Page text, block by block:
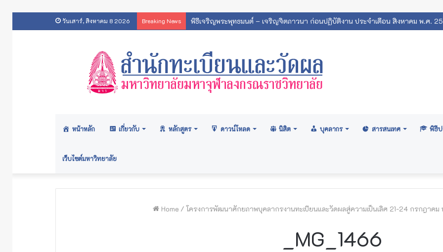
วันเสาร์, สิงหาคม 8 2026 Breaking News พิธีเจริญพระพุทธมนต์ – เจริญจิตภาวนา ก่อนปฏิบัติงาน ประจำเดือน สิงหาคม พ.ศ.
หน้าหลัก เกี่ยวกับ หลักสูตร ดาวน์โหลด นิสิต บุคลากร สารสนเทศ พิธี
เว็บไซต์มหาวิทยาลัย
Home / โครงการพัฒนาศักยภาพบุคลากรงานทะเบียนและวัดผลสู่ความเป็นเลิศ 21-24 กรกฎาคม
_MG_1466